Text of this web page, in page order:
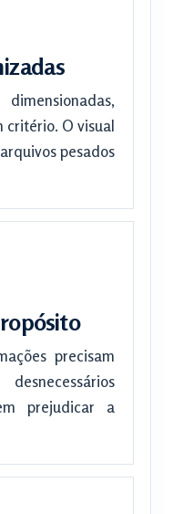
critério. O visual
pesados
precisam
prejudicar a